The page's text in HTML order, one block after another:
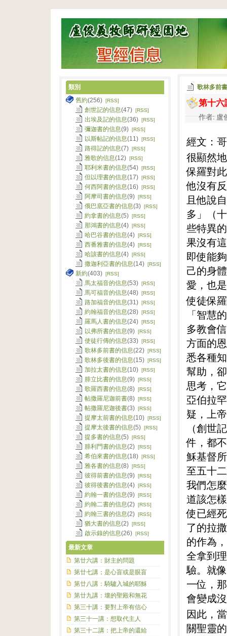
歌林多前
第十
作者: 盧
經文：
很顯然
保羅對
他沒有
且他說
多」（
些特異
果沒有
即使能
己的身
愛，也
使徒保
「智慧
多教會
方面的
悉各種
幫助，
思考，
亞伯拉
疑，上
（創世
件，都
穌基督
至五十
我們怎
道該怎
使已經
了的拉
的作為
全拿到
驗。就
一位，
會變成
因此，
關聖靈
類別
舊約(256) [RSS]
創世記的信息(47) [RSS]
出埃及記的信息(36) [RSS]
彌迦書的信息(9) [RSS]
以斯帖記的信息(11) [RSS]
路得記的信息(7) [RSS]
雅歌的信息(12) [RSS]
耶利米書的信息(54) [RSS]
但以理書的信息(17) [RSS]
何西阿書的信息(16) [RSS]
阿摩司書的信息(9) [RSS]
俄巴底亞書的信息(3) [RSS]
約拿書的信息(5) [RSS]
那鴻書的信息(4) [RSS]
哈巴谷書的信息(4) [RSS]
西番雅書的信息(4) [RSS]
哈該書的信息(4) [RSS]
撒迦利亞書的信息(14) [RSS]
新約(403) [RSS]
馬太福音的信息(53) [RSS]
馬可福音的信息(48) [RSS]
路加福音的信息(31) [RSS]
約翰福音的信息(28) [RSS]
羅馬人書的信息(24) [RSS]
以弗所書的信息(9) [RSS]
使徒行傳的信息(33) [RSS]
歌林多前書的信息(22) [RSS]
歌林多後書的信息(15) [RSS]
加拉太書的信息(10) [RSS]
腓立比書的信息(9) [RSS]
歌羅西書的信息(8) [RSS]
帖撒羅尼迦前書(8) [RSS]
帖撒羅尼迦後書(3) [RSS]
提摩太前書的信息(10) [RSS]
提摩太後書的信息(5) [RSS]
提多書的信息(5) [RSS]
腓利門書的信息(2) [RSS]
希伯來書的信息(18) [RSS]
雅各書的信息(8) [RSS]
彼得前書的信息(9) [RSS]
彼得後書的信息(4) [RSS]
約翰一書的信息(9) [RSS]
約翰二書的信息(2) [RSS]
約翰三書的信息(2) [RSS]
猶大書的信息(2) [RSS]
啟示錄的信息(26) [RSS]
最新文章
第廿六講：財主的問題
第廿七講；是心盲或是眼盲
第廿八講：騎驢入城的耶穌
第廿九講：壞的聖殿和無花
第三十講：要對上帝有信心
第三十一講：想取代主人
第三十二講：把上帝的還給